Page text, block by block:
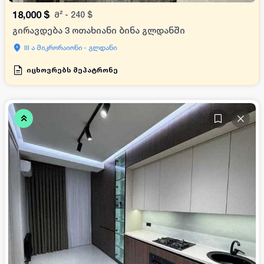
18,000 $ მ² - 240 $
გირავდება 3 ოთახიანი ბინა გლდანში
III ა მიკრორაიონი - გლდანი
იცხოვრებს მეპატრონე